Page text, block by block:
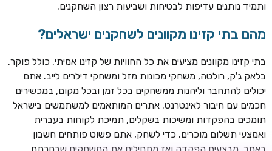
חבילת קבלת פנים: בונוס 100% עד 300€ + 100 ספיני בונוס על
ההפקדה הראשונה
CASOO
בונוס מתגלגל עד 2,000 ₪ + 200 ספינים חינם לשחקנים
חדשים
ROYSPINS
חינם על ההפקדות הראשונות
ותמיד נותנים עדיפות לבטיחות ושביעות רצון השחקנים.
מהם בתי קזינו מקוונים לשחקנים ישראלים?
בתי קזינו מקוונים מציעים את כל החוויות של קזינו אמיתי, כולל פוקר,
בלאק ג'ק, רולטה, משחקי מכונות מזל ומשחקי דילרים לייב. אתם
יכולים להתחבר וליהנות ממשחקים בכל זמן ובכל מקום, במכשירים
חכמים עם חיבור לאינטרנט. אתרים המותאמים למשתמשים בישראל
תומכים בהפקדות ומשיכות בשקלים, תמיכת לקוחות בעברית
ואמצעי תשלום מוכרים. כדי לשחק, אתם פשוט פותחים חשבון